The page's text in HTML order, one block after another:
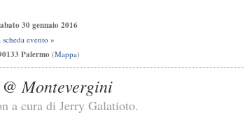
30 gennaio 2016
evento »
Palermo (Mappa)
Montevergini
a cura di Jerry Galatioto.